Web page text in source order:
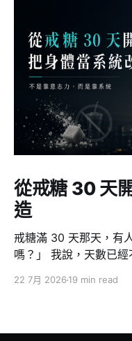
從戒糖 30 天
造
戒糖滿 30 天那天，有
嗎？」 我說，天數已經不重要了。 這句話不是裝瀟灑。
點，一個我用來證明「
22 7月 2026 19 min read